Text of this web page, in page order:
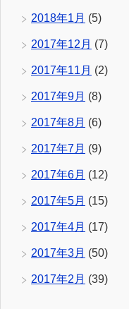
2018年1月 (5)
2017年12月 (7)
2017年11月 (2)
2017年9月 (8)
2017年8月 (6)
2017年7月 (9)
2017年6月 (12)
2017年5月 (15)
2017年4月 (17)
2017年3月 (50)
2017年2月 (39)